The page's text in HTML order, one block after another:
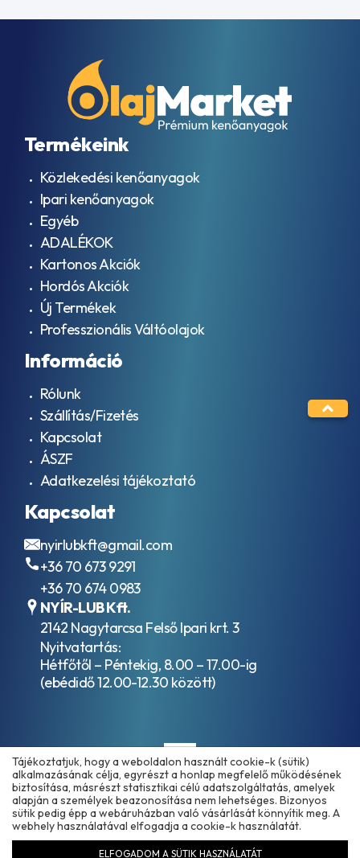
Termékeink
Közlekedési kenőanyagok
Ipari kenőanyagok
Egyéb
ADALÉKOK
Kartonos Akciók
Hordós Akciók
Új Termékek
Professzionális Váltóolajok
Információ
Rólunk
Szállítás/Fizetés
Kapcsolat
ÁSZF
Adatkezelési tájékoztató
Kapcsolat
nyirlubkft@gmail.com
+36 70 673 9291
+36 70 674 0983
NYÍR-LUB Kft.
2142 Nagytarcsa Felső Ipari krt. 3
Nyitvatartás:
Hétfőtől – Péntekig, 8.00 – 17.00-ig
(ebédidő 12.00-12.30 között)
Copyright © 2025 - 2026 www.olajmarket.hu
Tájékoztatjuk, hogy a weboldalon használt cookie-k (sütik)
alkalmazásának célja, egyrészt a honlap megfelelő működésének
biztosítása, másrészt statisztikai célú adatszolgáltatás, amelyek
alapján a személyek beazonosítása nem lehetséges. Bizonyos
sütik pedig épp a webáruházban való vásárlását könnyítik meg. A
webhely használatával elfogadja a cookie-k használatát.
ELFOGADOM A SÜTIK HASZNÁLATÁT